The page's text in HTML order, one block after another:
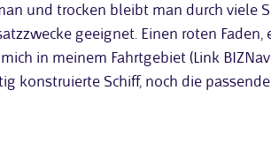
und trocken bleibt man durch viele
geeignet. Einen roten Faden,
in meinem Fahrtgebiet (Link
konstruierte Schiff, noch die